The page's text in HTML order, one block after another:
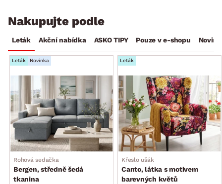
Nakupujte podle
Leták Akční nabídka ASKO TIPY Pouze v e-shopu
Leták Novinka
Rohová sedačka
Bergen, středně šedá
tkanina
Leták
Křeslo ušák
Canto, látka s motivem
barevných květů